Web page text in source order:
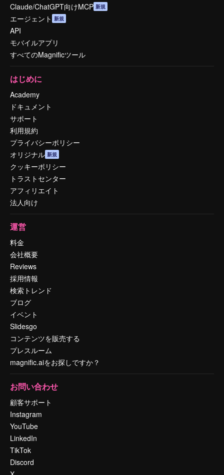
Claude/ChatGPT向けMCP 新規
エージェント 新規
API
モバイルアプリ
すべてのMagnificツール
はじめに
Academy
ドキュメント
サポート
利用規約
プライバシーポリシー
オリジナル 新規
クッキーポリシー
トラストセンター
アフィリエイト
法人向け
運営
料金
会社概要
Reviews
採用情報
検索トレンド
ブログ
イベント
Slidesgo
コンテンツを販売する
プレスルーム
magnific.aiをお探しですか？
お問い合わせ
顧客サポート
Instagram
YouTube
LinkedIn
TikTok
Discord